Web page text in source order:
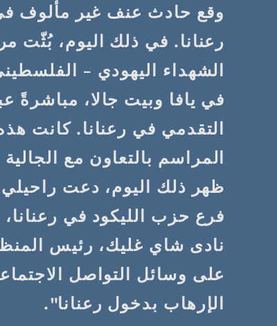
وقع حادث عنف غير مألوف في
رعنانا. في ذلك اليوم، بُثّت
الشهداء اليهودي –
في يافا وبيت جالا، مباشرةً
التقدمي في رعنانا. كانت
المراسم بالتعاون مع
ظهر ذلك اليوم، دعت
فرع حزب الليكود في
نادى شاي غليك، رئيس
على وسائل التواصل
الإرهاب بدخول رعنانا".